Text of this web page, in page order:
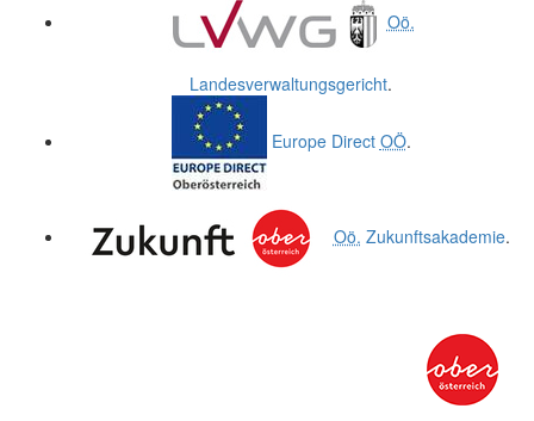
Oö.
Landesverwaltungsgericht.
Europe Direct OÖ.
Oö. Zukunftsakademie.